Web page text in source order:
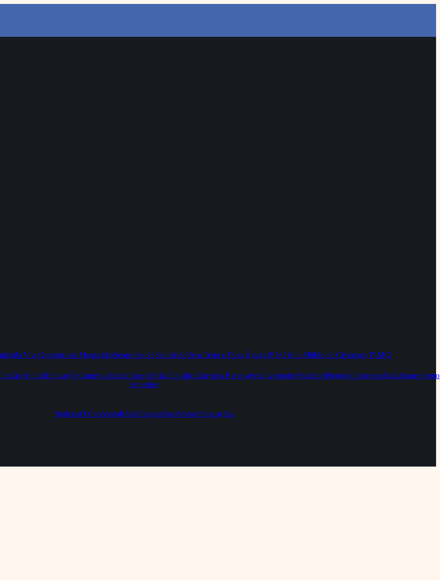
VivoQuintais das MargaridasSementes do SemiáridoUma Terra e Duas Águas (P1+2)Um Milhão de Cisternas (P1MC)
AnimalEducação ContextualizadaEmergência ClimáticaEnergias RenováveisJuventudesMulheresProdução Agroecológica
Sementes
NotíciasO CandeeiroRádioCampanhasVídeosPublicações